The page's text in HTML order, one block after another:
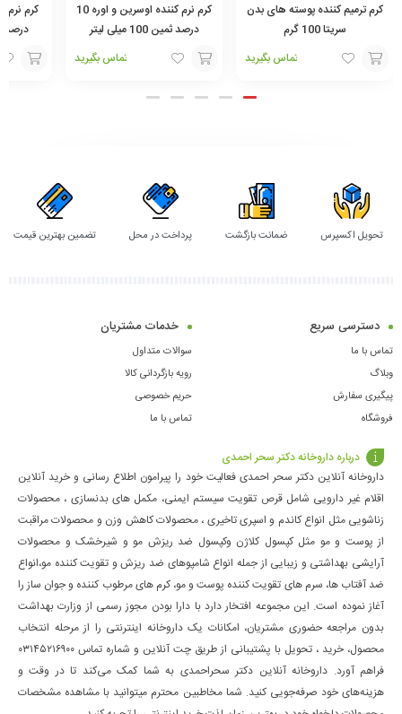
کرم ترمیم کننده پوسته های بدن
سریتا 100 گرم
تماس بگیرید
کرم نرم کننده اوسرین و اوره 10
درصد ثمین 100 میلی لیتر
تماس بگیرید
درصد ثمین
تحویل اکسپرس ضمانت بازگشت پرداخت در محل تضمین بهترین قیمت
دسترسی سریع
تماس با ما
وبلاگ
پیگیری سفارش
فروشگاه
خدمات مشتریان
سوالات متداول
رویه بازگردانی کالا
حریم خصوصی
تماس با ما
درباره داروخانه دکتر سحر احمدی
داروخانه آنلاین دکتر سحر احمدی فعالیت خود را پیرامون اطلاع رسانی و خرید آنلاین
اقلام غیر دارویی شامل قرص تقویت سیستم ایمنی، مکمل های بدنسازی ، محصولات
زناشویی مثل انواع کاندم و اسپری تاخیری ، محصولات کاهش وزن و محصولات مراقبت
از پوست و مو مثل کپسول کلاژن وکپسول ضد ریزش مو و شیرخشک و محصولات
آرایشی بهداشتی و زیبایی از جمله انواع شامپوهای ضد ریزش و تقویت کننده مو،انواع
ضد آفتاب ها، سرم های تقویت کننده پوست و مو، کرم های مرطوب کننده و جوان ساز را
آغاز نموده است. این مجموعه افتخار دارد با دارا بودن مجوز رسمی از وزارت بهداشت
بدون مراجعه حضوری مشتریان، امکانات یک داروخانه اینترنتی را از مرحله انتخاب
محصول، خرید ، تحویل با پشتیبانی از طریق چت آنلاین و شماره تماس ۰۳۱۴۵۲۱۶۹۰۰
فراهم آورد. داروخانه آنلاین دکتر سحراحمدی به شما کمک می‌کند تا در وقت و
هزینه‌های خود صرفه‌جویی کنید. شما مخاطبین محترم میتوانید با مشاهده مشخصات